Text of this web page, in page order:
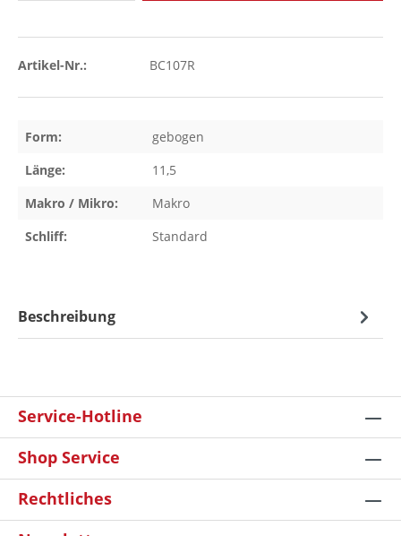
Artikel-Nr.: BC107R
Form:
gebogen
Länge:
11,5
Makro / Mikro:
Makro
Schliff:
Standard
Beschreibung
Service-Hotline
Shop Service
Rechtliches